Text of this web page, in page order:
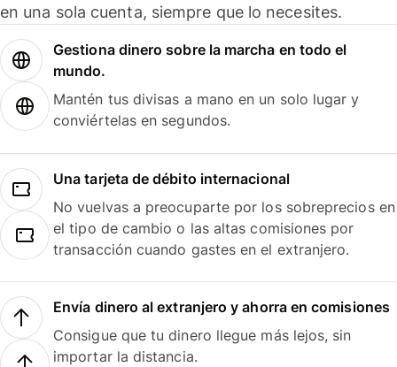
en una sola cuenta, siempre que lo necesites.
Gestiona dinero sobre la marcha en todo el
mundo.
Mantén tus divisas a mano en un solo lugar y
conviértelas en segundos.
Una tarjeta de débito internacional
No vuelvas a preocuparte por los sobreprecios en
el tipo de cambio o las altas comisiones por
transacción cuando gastes en el extranjero.
Envía dinero al extranjero y ahorra en comisiones
Consigue que tu dinero llegue más lejos, sin
importar la distancia.